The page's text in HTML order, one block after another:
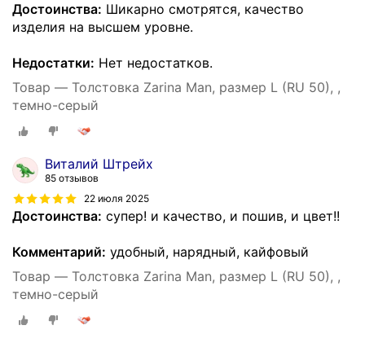
Достоинства: Шикарно смотрятся, качество
изделия на высшем уровне.
Недостатки: Нет недостатков.
Товар — Толстовка Zarina Man, размер L (RU 50), ,
темно-серый
Виталий Штрейх
85 отзывов
22 июля 2025
Достоинства: супер! и качество, и пошив, и цвет!!
Комментарий: удобный, нарядный, кайфовый
Товар — Толстовка Zarina Man, размер L (RU 50), ,
темно-серый